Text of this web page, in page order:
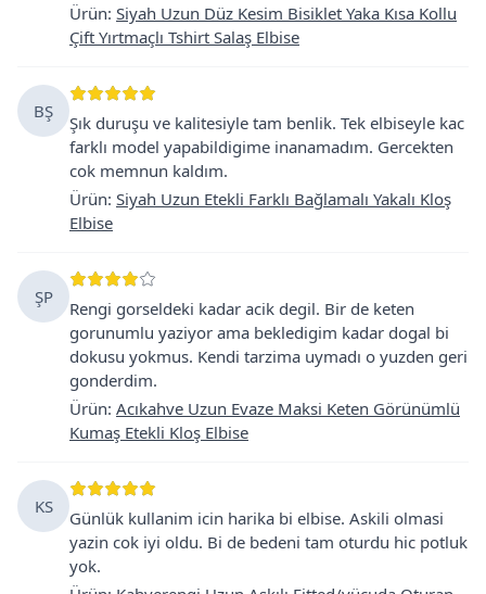
Ürün: Siyah Uzun Düz Kesim Bisiklet Yaka Kısa Kollu
Çift Yırtmaçlı Tshirt Salaş Elbise
BŞ
Şık duruşu ve kalitesiyle tam benlik. Tek elbiseyle kac
farklı model yapabildigime inanamadım. Gercekten
cok memnun kaldım.
Ürün: Siyah Uzun Etekli Farklı Bağlamalı Yakalı Kloş
Elbise
ŞP
Rengi gorseldeki kadar acik degil. Bir de keten
gorunumlu yaziyor ama bekledigim kadar dogal bi
dokusu yokmus. Kendi tarzima uymadı o yuzden geri
gonderdim.
Ürün: Acıkahve Uzun Evaze Maksi Keten Görünümlü
Kumaş Etekli Kloş Elbise
KS
Günlük kullanim icin harika bi elbise. Askili olmasi
yazin cok iyi oldu. Bi de bedeni tam oturdu hic potluk
yok.